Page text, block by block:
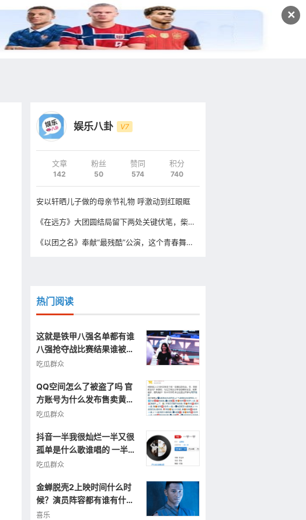
✕
发文 登录 注册
娱乐八卦 V7
文章
142
粉丝
50
赞同
574
积分
740
安以轩晒儿子做的母亲节礼物 呼激动到红眼眶
《在远方》大团圆结局留下两处关键伏笔，柴鸥戏份才是弦外之音
《以团之名》奉献“最残酷”公演，这个青春舞台上没有输家
热门阅读
这就是铁甲八强名单都有谁
八强抢夺战比赛结果谁被淘
汰了
吃瓜群众
QQ空间怎么了被盗了吗 官
方账号为什么发布售卖黄色
图片视频信息
吃瓜群众
抖音一半我很灿烂一半又很
孤单是什么歌谁唱的 一半一
半完整歌词
吃瓜群众
金蝉脱壳2上映时间什么时
候？演员阵容都有谁有什么
看点呢？
喜乐